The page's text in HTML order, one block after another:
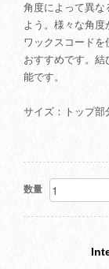
角度によって異な
よう。様々な角度
ワックスコードを
おすすめです。
能です。
サイズ：トップ部
数量